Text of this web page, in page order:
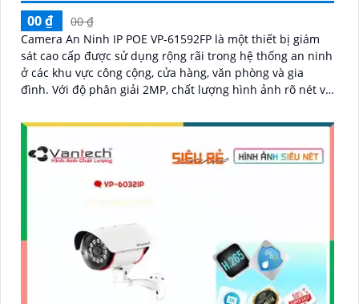
00 ₫
00 ₫
Camera An Ninh IP POE VP-61592FP là một thiết bị giám
sát cao cấp được sử dụng rộng rãi trong hệ thống an ninh
ở các khu vực công cộng, cửa hàng, văn phòng và gia
đình. Với độ phân giải 2MP, chất lượng hình ảnh rõ nét và